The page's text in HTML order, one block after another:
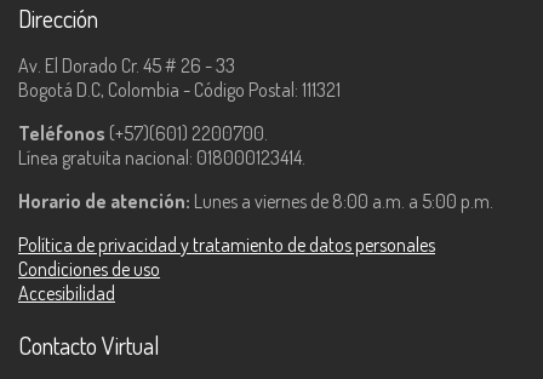
Dirección
Av. El Dorado Cr. 45 # 26 - 33
Bogotá D.C, Colombia - Código Postal: 111321
Teléfonos (+57)(601) 2200700.
Línea gratuita nacional: 018000123414.
Horario de atención: Lunes a viernes de 8:00 a.m. a 5:00 p.m.
Política de privacidad y tratamiento de datos personales
Condiciones de uso
Accesibilidad
Contacto Virtual